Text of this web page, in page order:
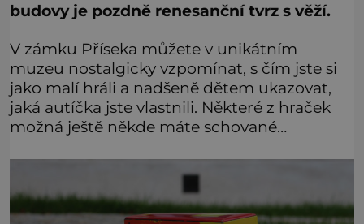
budovy je pozdně renesanční tvrz s věží.
V zámku Příseka můžete v unikátním
muzeu nostalgicky vzpomínat, s čím jste si
jako malí hráli a nadšeně dětem ukazovat,
jaká autíčka jste vlastnili. Některé z hraček
možná ještě někde máte schované…